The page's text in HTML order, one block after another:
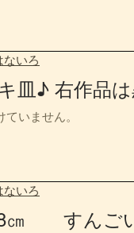
ないろ
皿♪ 右作品
いません。
ないろ
すんごい